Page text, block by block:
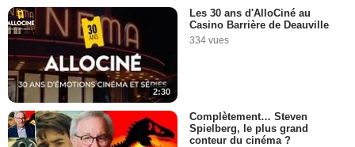
2:30
Les 30 ans d'AlloCiné au
Casino Barrière de Deauville
334 vues
Complètement… Steven
Spielberg, le plus grand
conteur du cinéma ?